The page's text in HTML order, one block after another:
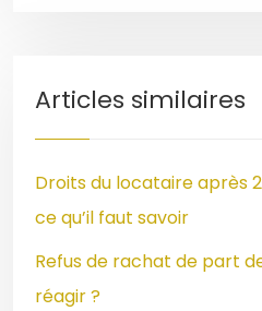
Articles similaires
Droits du locataire après
ce qu’il faut savoir
Refus de rachat de part
réagir ?